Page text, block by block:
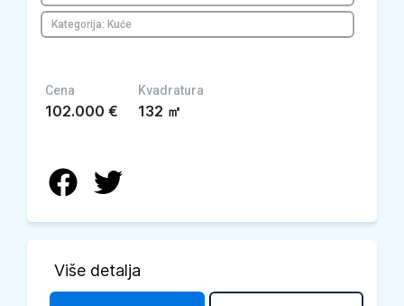
Kategorija: Kuće
Cena
102.000 €
Kvadratura
132 ㎡
Više detalja